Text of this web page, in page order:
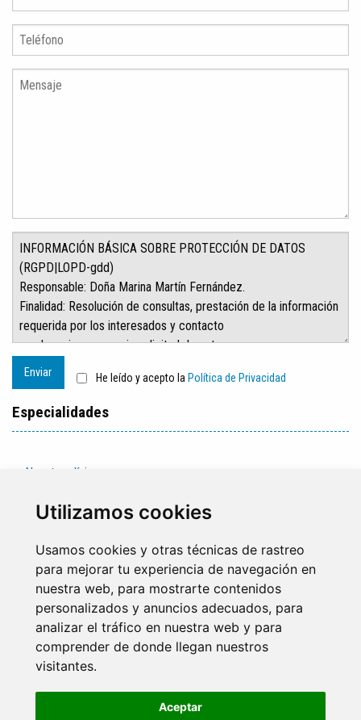
Utilizamos cookies
Usamos cookies y otras técnicas de rastreo
para mejorar tu experiencia de navegación en
nuestra web, para mostrarte contenidos
personalizados y anuncios adecuados, para
analizar el tráfico en nuestra web y para
comprender de donde llegan nuestros
visitantes.
Aceptar
Enviar He leído y acepto la Política de Privacidad
Especialidades
Nuestra clínica
Equipo médico
952 30 13 08|633 44 22 47
info@mcmyclinic.com